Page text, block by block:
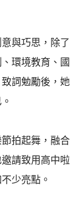
與巧思，除了
環境教育、國
詞勉勵後，她
拍起舞，融合
請致用高中啦
少亮點。